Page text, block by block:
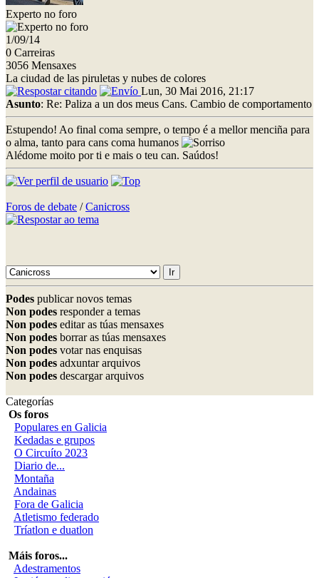
Experto no foro
1/09/14
0 Carreiras
3056 Mensaxes
La ciudad de las piruletas y nubes de colores
Lun, 30 Mai 2016, 21:17
Asunto: Re: Paliza a un dos meus Cans. Cambio de comportamento
Estupendo! Ao final coma sempre, o tempo é a mellor menciña para
o alma, tanto para cans coma humanos
Alédome moito por ti e mais o teu can. Saúdos!
Foros de debate /Canicross
Podes publicar novos temas
Non podes responder a temas
Non podes editar as túas mensaxes
Non podes borrar as túas mensaxes
Non podes votar nas enquisas
Non podes adxuntar arquivos
Non podes descargar arquivos
Categorías
Os foros
Populares en Galicia
Kedadas e grupos
O Circuíto 2023
Diario de...
Montaña
Andainas
Fora de Galicia
Atletismo federado
Tríatlon e duatlon
Máis foros...
Adestramentos